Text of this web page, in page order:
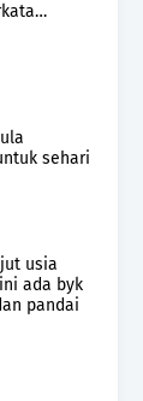
sehari
usia
ada byk
pandai